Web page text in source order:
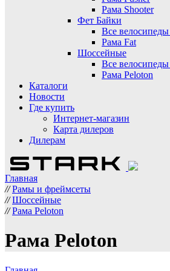
Рама Shooter
Фет Байки
Все велосипеды
Рама Fat
Шоссейные
Все велосипеды
Рама Peloton
Каталоги
Новости
Где купить
Интернет-магазин
Карта дилеров
Дилерам
Главная
// Рамы и фреймсеты
// Шоссейные
// Рама Peloton
Рама Peloton